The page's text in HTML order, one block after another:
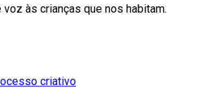
às crianças que nos habitam.
criativo